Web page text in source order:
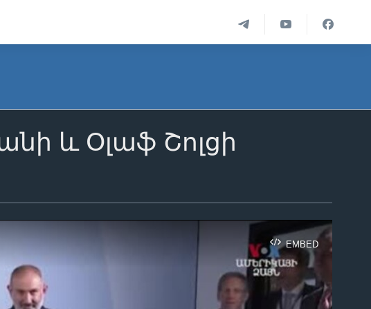
և Օլաֆ Շոլցի
EMBED